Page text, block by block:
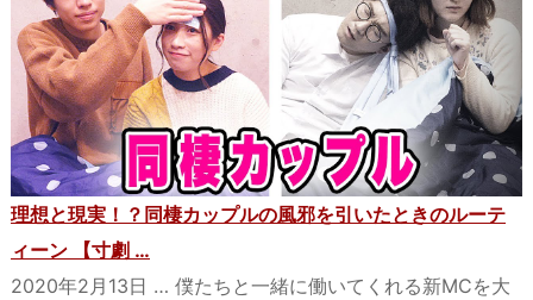
理想と現実！？同棲カップルの風邪を引いたときのルーテ
ィーン 【寸劇 …
2020年2月13日 … 僕たちと一緒に働いてくれる新MCを大